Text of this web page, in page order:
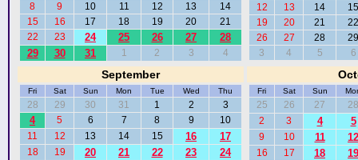
8
9 10 11 12 13
14
15
16 17 18 19 20
21
22
23 24 25 26 27
28
29
30 31 1 2 3 4
12
13 14
15
19
20 21
22
26
27 28
29
3
4 5 6
September
Fri Sat Sun Mon Tue Wed Thu
28 29 30 31 1 2 3
4 5 6 7 8 9
10
11
12 13 14 15 16 17
18 19 20 21 22 23 24
Fri Sat Sun
25 26 27
28
2
3 4 5
9 10 11 12
16 17 18 19